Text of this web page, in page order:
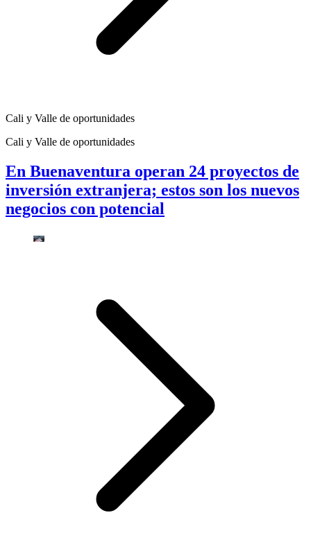
Cali y Valle de oportunidades
Cali y Valle de oportunidades
En Buenaventura operan 24 proyectos de
inversión extranjera; estos son los nuevos
negocios con potencial